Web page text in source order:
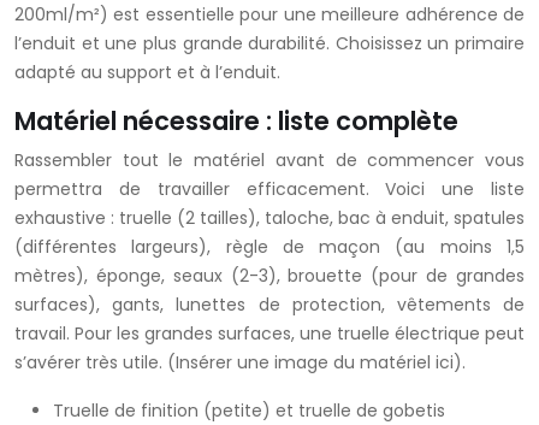
200ml/m²) est essentielle pour une meilleure adhérence de
l’enduit et une plus grande durabilité. Choisissez un primaire
adapté au support et à l’enduit.
Matériel nécessaire : liste complète
Rassembler tout le matériel avant de commencer vous
permettra de travailler efficacement. Voici une liste
exhaustive : truelle (2 tailles), taloche, bac à enduit, spatules
(différentes largeurs), règle de maçon (au moins 1,5
mètres), éponge, seaux (2-3), brouette (pour de grandes
surfaces), gants, lunettes de protection, vêtements de
travail. Pour les grandes surfaces, une truelle électrique peut
s’avérer très utile. (Insérer une image du matériel ici).
Truelle de finition (petite) et truelle de gobetis